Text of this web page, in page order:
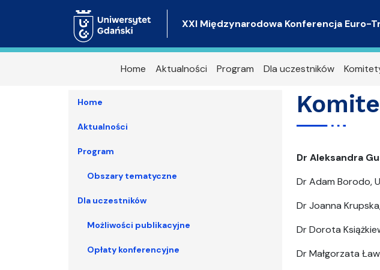
XXI Międzynarodowa Konferencja Euro-
Home Aktualności Program Dla uczestników
Dr Aleksandra
Dr Adam Borodo,
Dr Joanna
Dr Dorota
Dr Małgorzata
Home
Aktualności
Program
Obszary tematyczne
Dla uczestników
Możliwości publikacyjne
Opłaty konferencyjne